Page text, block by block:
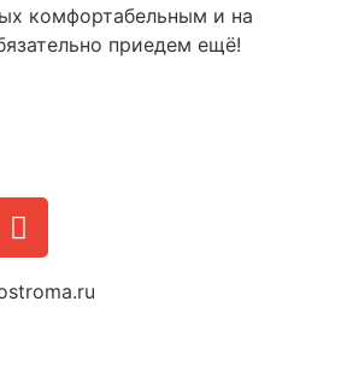
комфортабельным и на
приедем ещё!